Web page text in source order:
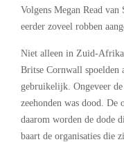
Volgens Megan Read
eerder zoveel robben
Niet alleen in Zuid-Afrika
Britse Cornwall spoelden
gebruikelijk. Ongeveer
zeehonden was dood.
daarom worden de dode
baart de organisaties die